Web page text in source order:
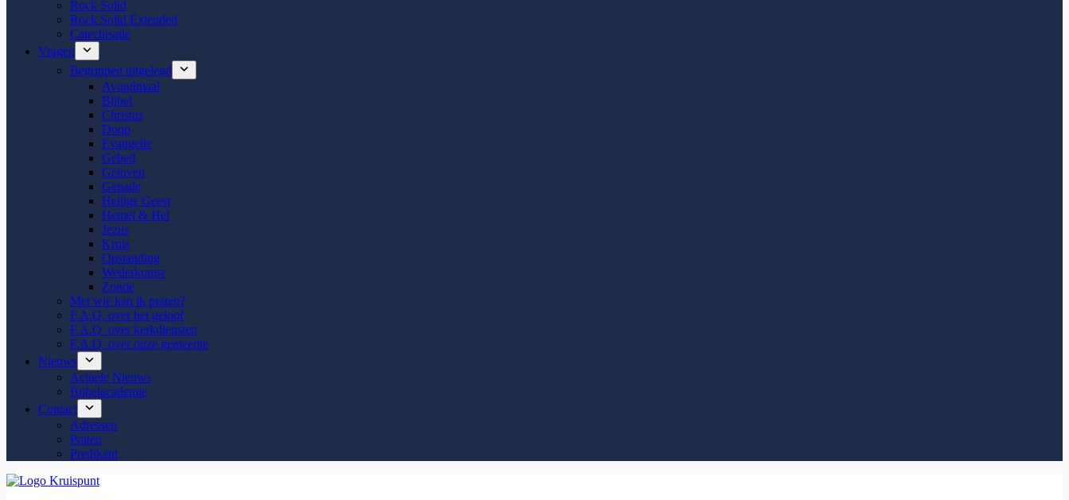
Rock Solid
Rock Solid Extended
Catechisatie
Vragen
Begrippen uitgelegd
Avondmaal
Bijbel
Christus
Doop
Evangelie
Gebed
Geloven
Genade
Heilige Geest
Hemel & Hel
Jezus
Kruis
Opstanding
Wederkomst
Zonde
Met wie kan ik praten?
F.A.Q. over het geloof
F.A.Q. over kerkdiensten
F.A.Q. over onze gemeente
Nieuws
Actuele Nieuws
Bijbelacademie
Contact
Adressen
Praten
Predikant